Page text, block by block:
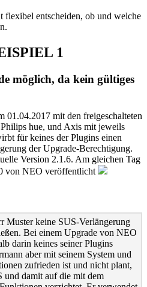
flexibel entscheiden, ob und welche
1
möglich, da kein gültiges
01.04.2017 mit den freigeschalteten
hue, und Axis mit jeweils
für keines der Plugins einen
der Upgrade-Berechtigung.
Version 2.1.6. Am gleichen Tag
von NEO veröffentlicht
Muster keine SUS-Verlängerung
Bei einem Upgrade von NEO
darin keines seiner Plugins
aber mit seinem System und
zufrieden ist und nicht plant,
und damit auf die mit dem